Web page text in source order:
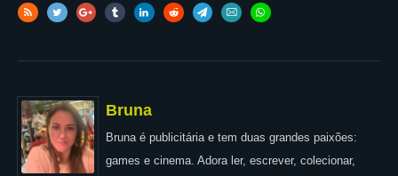
Bruna
Bruna é publicitária e tem duas grandes paixões:
games e cinema. Adora ler, escrever, colecionar,